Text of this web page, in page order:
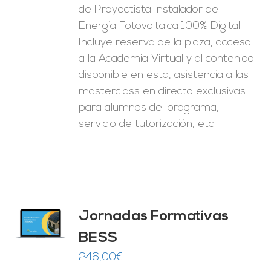
de Proyectista Instalador de
Energía Fotovoltaica 100% Digital.
Incluye reserva de la plaza, acceso
a la Academia Virtual y al contenido
disponible en esta, asistencia a las
masterclass en directo exclusivas
para alumnos del programa,
servicio de tutorización, etc.
Jornadas Formativas
BESS
246,00€